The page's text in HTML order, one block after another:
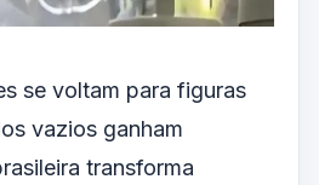
se voltam para figuras
vazios ganham
transforma